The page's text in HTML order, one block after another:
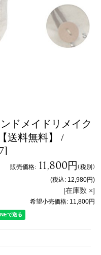
ドメイドリメイク
送料無料】 /
販売価格: 11,800円(税別)
(税込: 12,980円)
[在庫数 ×]
希望小売価格: 11,800円